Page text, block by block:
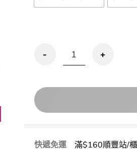
用優惠劵 再
優惠碼再9折!Clio Sharp
快遞免運
滿$160順豐站/